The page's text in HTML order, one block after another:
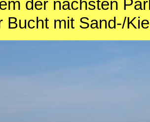
der nächsten
Bucht mit Sand-/